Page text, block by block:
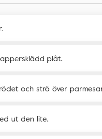
plåt.
och strö över
ut den lite.